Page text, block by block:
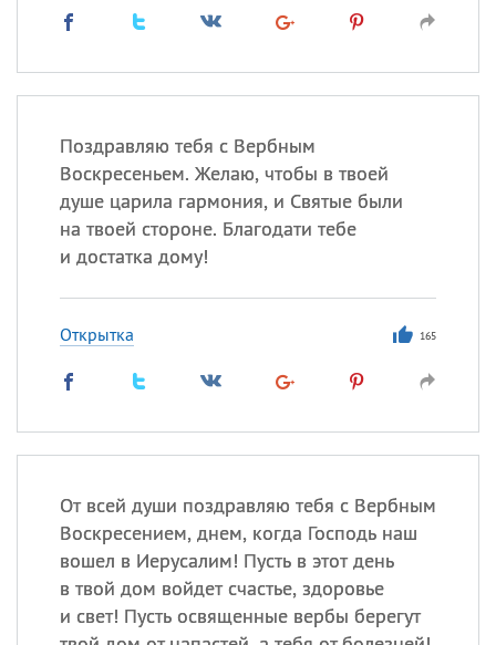
Поздравляю тебя с Вербным
Воскресеньем. Желаю, чтобы в твоей
душе царила гармония, и Святые были
на твоей стороне. Благодати тебе
и достатка дому!
Открытка 165
От всей души поздравляю тебя с Вербным
Воскресением, днем, когда Господь наш
вошел в Иерусалим! Пусть в этот день
в твой дом войдет счастье, здоровье
и свет! Пусть освященные вербы берегут